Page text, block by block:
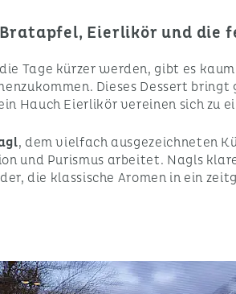
Eierlikör und die
Tage kürzer werden, gibt es
Dieses Dessert
Hauch Eierlikör vereinen sich zu
, dem vielfach ausgezeichneten
und Purismus arbeitet. Nagls
die klassische Aromen in ein